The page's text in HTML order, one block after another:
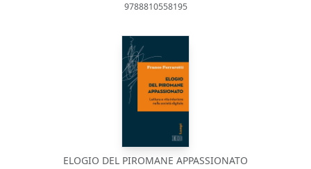
9788810558195
ELOGIO DEL PIROMANE APPASSIONATO